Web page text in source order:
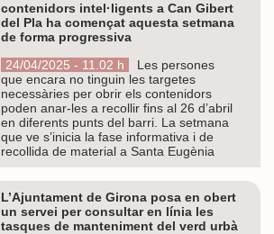
contenidors intel·ligents a Can Gibert
del Pla ha començat aquesta setmana
de forma progressiva
24/04/2025 - 11.02 h
Les persones
que encara no tinguin les targetes
necessàries per obrir els contenidors
poden anar-les a recollir fins al 26 d’abril
en diferents punts del barri. La setmana
que ve s’inicia la fase informativa i de
recollida de material a Santa Eugènia
L’Ajuntament de Girona posa en obert
un servei per consultar en línia les
tasques de manteniment del verd urbà